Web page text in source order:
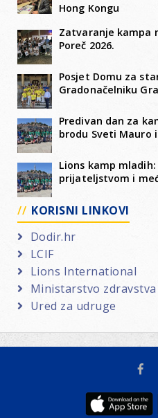
Hong Kongu
Zatvaranje kampa
Poreč 2026.
Posjet Domu za
Gradonačelniku
Predivan dan za
brodu Sveti Mauro
Lions kamp
prijateljstvom i
KORISNI LINKOVI
Dodir.hr
LCIF
Lions International
Ministarstvo
Ured za udruge